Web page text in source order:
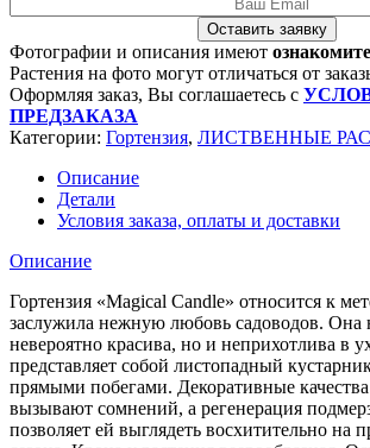
Оставить заявку
Фотографии и описания имеют
Растения на фото могут отличаться от
Оформляя заказ, Вы соглашаетесь с
ПРЕДЗАКАЗА
Категории: Гортензия, ЛИСТВЕННЫЕ
Описание
Детали
Условия заказа, оплаты и доставки
Описание
Гортензия «Magical Candle» относится к
заслужила нежную любовь садоводов. Она
невероятно красива, но и неприхотлива в
представляет собой листопадный
прямыми побегами. Декоративные
вызывают сомнений, а регенерация
позволяет ей выглядеть восхитительно на